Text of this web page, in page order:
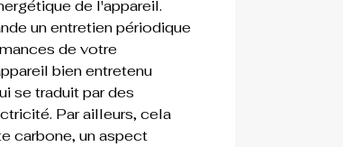
de l'appareil.
un entretien périodique
de votre
bien entretenu
se traduit par des
Par ailleurs, cela
carbone, un aspect